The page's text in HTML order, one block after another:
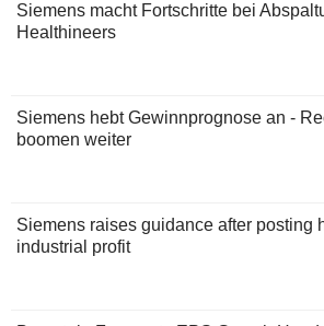
Siemens macht Fortschritte bei
Healthineers
Siemens hebt Gewinnprognose an -
boomen weiter
Siemens raises guidance after posting
industrial profit